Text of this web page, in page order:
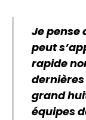
Je pense
peut
rapide
grand
équipes